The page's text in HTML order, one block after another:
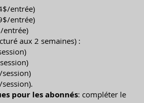
entrée)
entrée)
entrée)
aux 2 semaines) :
pour les abonnés: compléter le